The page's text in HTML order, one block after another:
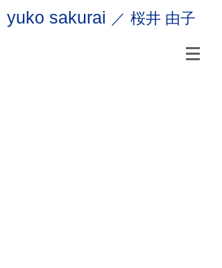
yuko sakurai ／ 桜井 由子